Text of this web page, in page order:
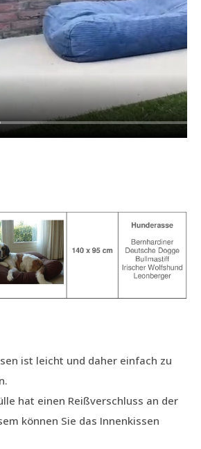
ist leicht und daher einfach zu
hat einen Reißverschluss an der
können Sie das Innenkissen